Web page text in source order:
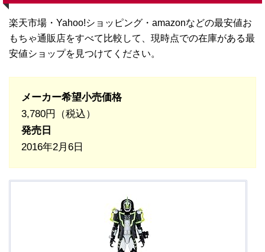
楽天市場・Yahoo!ショッピング・amazonなどの最安値お
もちゃ通販店をすべて比較して、現時点での在庫がある最
安値ショップを見つけてください。
メーカー希望小売価格
3,780円（税込）
発売日
2016年2月6日